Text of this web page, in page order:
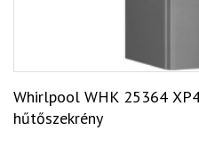
Whirlpool WHK 25364
hűtőszekrény